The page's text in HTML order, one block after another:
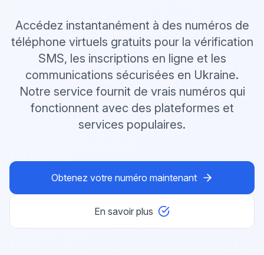
Accédez instantanément à des numéros de
téléphone virtuels gratuits pour la vérification
SMS, les inscriptions en ligne et les
communications sécurisées en Ukraine.
Notre service fournit de vrais numéros qui
fonctionnent avec des plateformes et
services populaires.
Obtenez votre numéro maintenant
En savoir plus